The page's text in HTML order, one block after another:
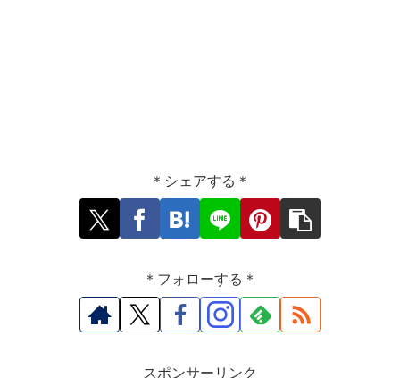
＊シェアする＊
＊フォローする＊
スポンサーリンク